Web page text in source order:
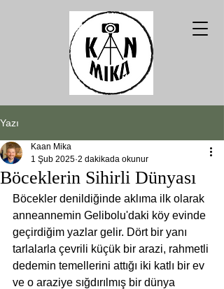
Yazı
Böceklerin Sihirli Dünyası
Kaan Mika
1 Şub 2025 2 dakikada okunur
Böcekler denildiğinde aklıma ilk olarak
anneannemin Gelibolu'daki köy evinde
geçirdiğim yazlar gelir. Dört bir yanı
tarlalarla çevrili küçük bir arazi, rahmetli
dedemin temellerini attığı iki katlı bir ev
ve o araziye sığdırılmış bir dünya